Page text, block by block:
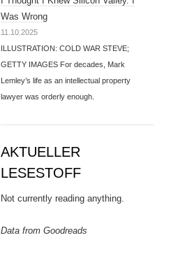
Was Wrong
11.10.2025
ILLUSTRATION: COLD WAR STEVE;
GETTY IMAGES For decades, Mark
Lemley’s life as an intellectual property
lawyer was orderly enough.
AKTUELLER
LESESTOFF
Not currently reading anything.
Data from Goodreads